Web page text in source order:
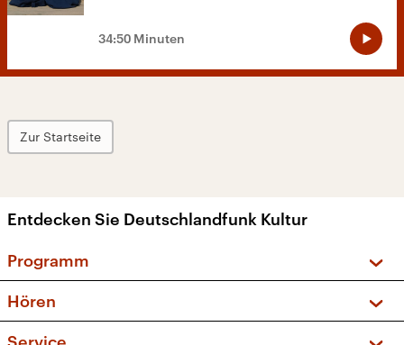
34:50 Minuten
Zur Startseite
Entdecken Sie Deutschlandfunk Kultur
Programm
Sendungen und Podcasts
Hören